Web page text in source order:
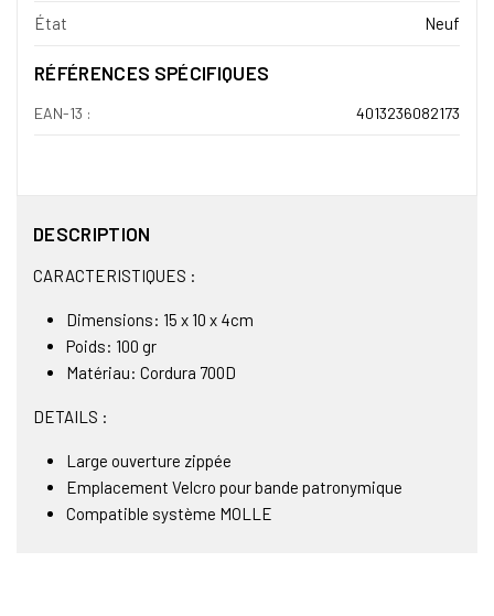
État Neuf
RÉFÉRENCES SPÉCIFIQUES
EAN-13 : 4013236082173
DESCRIPTION
CARACTERISTIQUES :
Dimensions: 15 x 10 x 4cm
Poids: 100 gr
Matériau: Cordura 700D
DETAILS :
Large ouverture zippée
Emplacement Velcro pour bande patronymique
Compatible système MOLLE